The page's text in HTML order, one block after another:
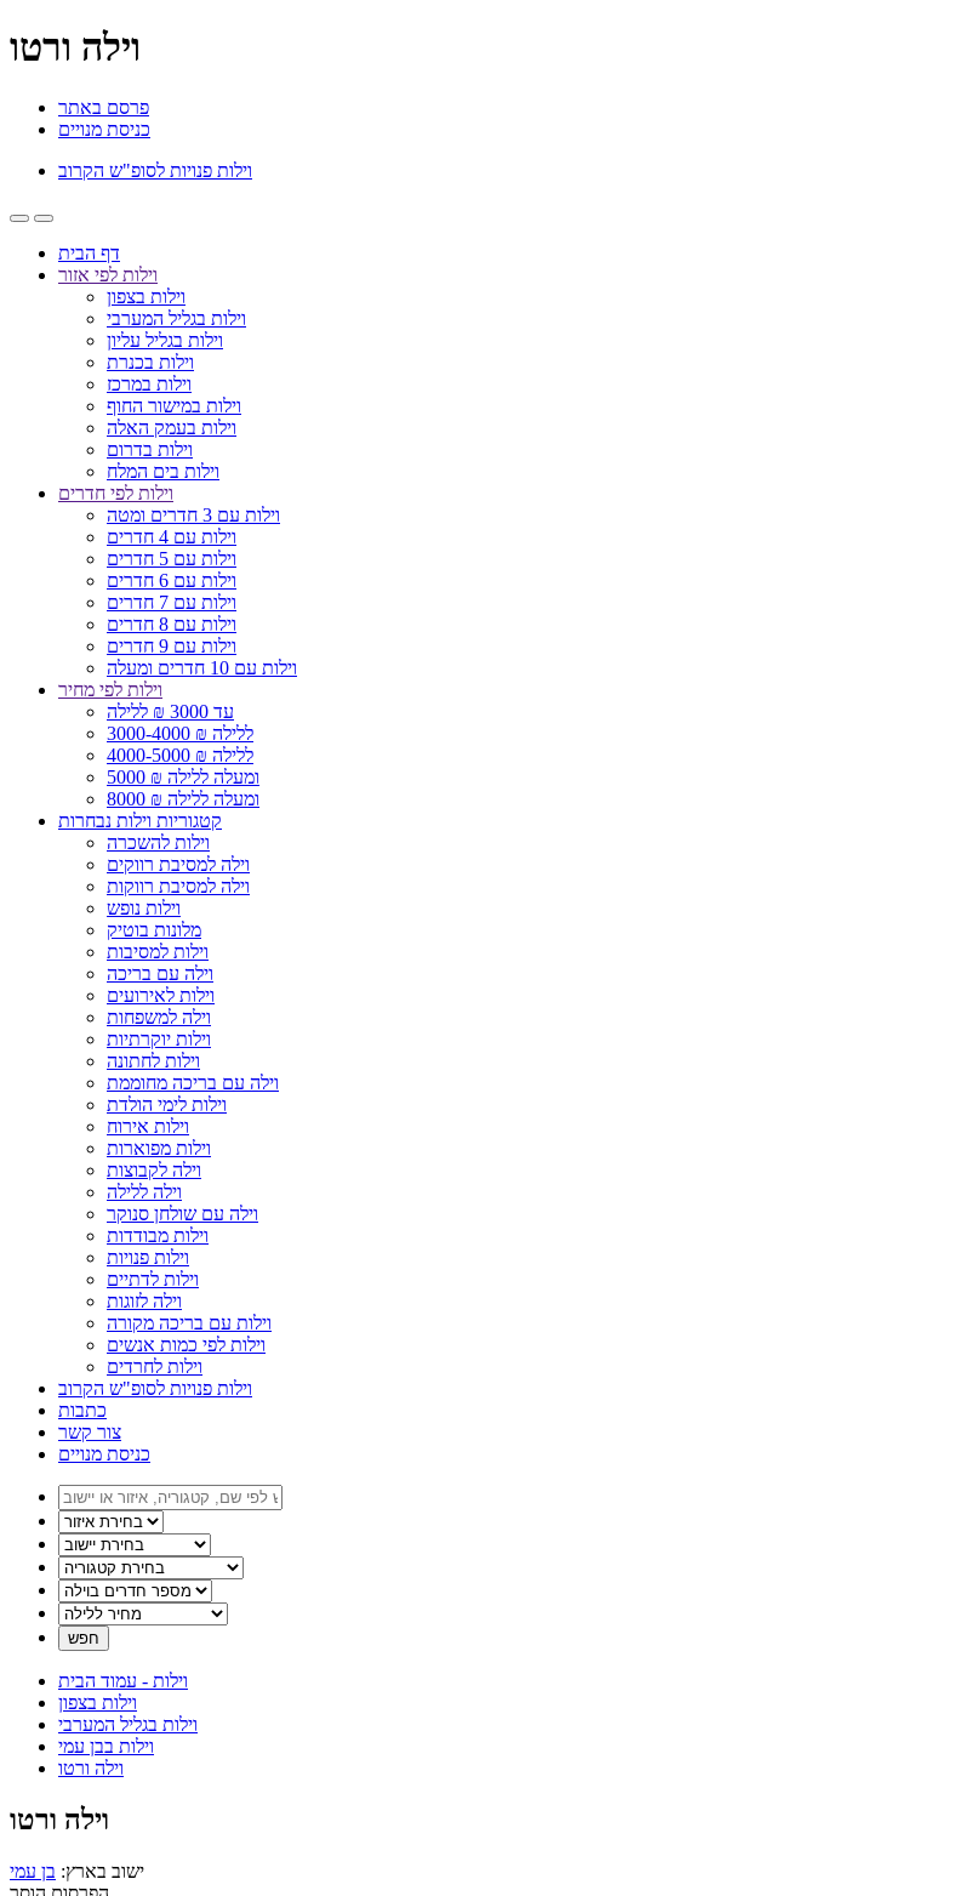
וילה ורטו
פרסם באתר
כניסת מנויים
וילות פנויות לסופ"ש הקרוב
דף הבית
וילות לפי אזור
וילות בצפון
וילות בגליל המערבי
וילות בגליל עליון
וילות בכנרת
וילות במרכז
וילות במישור החוף
וילות בעמק האלה
וילות בדרום
וילות בים המלח
וילות לפי חדרים
וילות עם 3 חדרים ומטה
וילות עם 4 חדרים
וילות עם 5 חדרים
וילות עם 6 חדרים
וילות עם 7 חדרים
וילות עם 8 חדרים
וילות עם 9 חדרים
וילות עם 10 חדרים ומעלה
וילות לפי מחיר
עד 3000 ₪ ללילה
3000-4000 ₪ ללילה
4000-5000 ₪ ללילה
5000 ₪ ומעלה ללילה
8000 ₪ ומעלה ללילה
קטגוריות וילות נבחרות
וילות להשכרה
וילה למסיבת רווקים
וילה למסיבת רווקות
וילות נופש
מלונות בוטיק
וילות למסיבות
וילה עם בריכה
וילות לאירועים
וילה למשפחות
וילות יוקרתיות
וילות לחתונה
וילה עם בריכה מחוממת
וילות לימי הולדת
וילות אירוח
וילות מפוארות
וילה לקבוצות
וילה ללילה
וילה עם שולחן סנוקר
וילות מבודדות
וילות פנויות
וילות לדתיים
וילה לזוגות
וילות עם בריכה מקורה
וילות לפי כמות אנשים
וילות לחרדים
וילות פנויות לסופ"ש הקרוב
כתבות
צור קשר
כניסת מנויים
וילות - עמוד הבית
וילות בצפון
וילות בגליל המערבי
וילות בבן עמי
וילה ורטו
וילה ורטו
ישוב בארץ: בן עמי